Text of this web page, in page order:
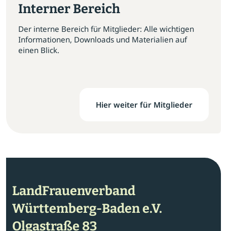
Interner Bereich
Der interne Bereich für Mitglieder: Alle wichtigen
Informationen, Downloads und Materialien auf
einen Blick.
Hier weiter für Mitglieder
LandFrauenverband
Württemberg-Baden e.V.
Olgastraße 83